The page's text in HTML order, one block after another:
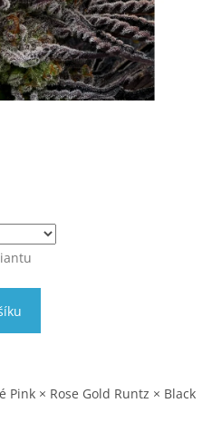
Pink × Rose Gold Runtz × Black